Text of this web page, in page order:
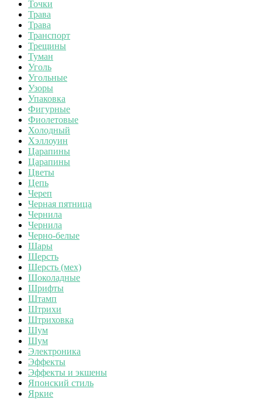
Точки
Трава
Трава
Транспорт
Трещины
Туман
Уголь
Угольные
Узоры
Упаковка
Фигурные
Фиолетовые
Холодный
Хэллоуин
Царапины
Царапины
Цветы
Цепь
Череп
Черная пятница
Чернила
Чернила
Черно-белые
Шары
Шерсть
Шерсть (мех)
Шоколадные
Шрифты
Штамп
Штрихи
Штриховка
Шум
Шум
Электроника
Эффекты
Эффекты и экшены
Японский стиль
Яркие